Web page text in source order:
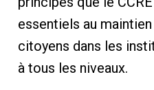
essentiels au
citoyens dans les
à tous les niveaux.